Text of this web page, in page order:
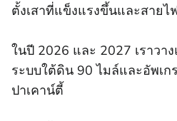
ตั้งเสาที่แข็งแรงขึ้นและสาย
ในปี 2026 และ 2027 เราวา
ระบบใต้ดิน 90 ไมล์และอัพเ
ปาเคาน์ตี้